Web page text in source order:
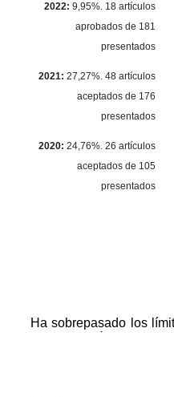
2022: 9,95%. 18 artículos
aprobados de 181
presentados
2021: 27,27%. 48 artículos
aceptados de 176
presentados
2020: 24,76%. 26 artículos
aceptados de 105
presentados